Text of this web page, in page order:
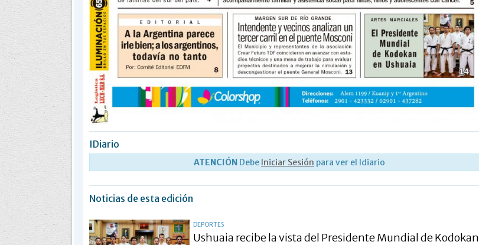
IDiario
ATENCIÓN Debe Iniciar Sesión para ver el Idiario
Noticias de esta edición
DEPORTES
Ushuaia recibe la vista del Presidente Mundial de Kodokan